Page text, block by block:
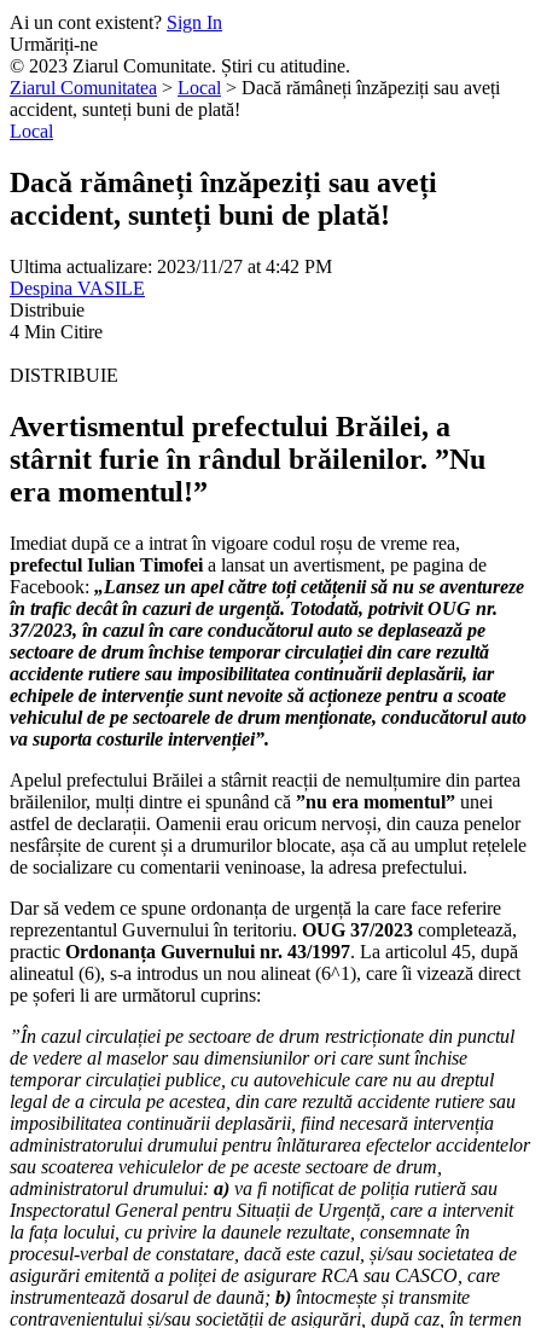
Ai un cont existent? Sign In
Urmăriți-ne
© 2023 Ziarul Comunitate. Știri cu atitudine.
Ziarul Comunitatea > Local > Dacă rămâneți înzăpeziți sau aveți
accident, sunteți buni de plată!
Local
Dacă rămâneți înzăpeziți sau aveți
accident, sunteți buni de plată!
Ultima actualizare: 2023/11/27 at 4:42 PM
Despina VASILE
Distribuie
4 Min Citire
DISTRIBUIE
Avertismentul prefectului Brăilei, a
stârnit furie în rândul brăilenilor. ”Nu
era momentul!”
Imediat după ce a intrat în vigoare codul roșu de vreme rea,
prefectul Iulian Timofei a lansat un avertisment, pe pagina de
Facebook: „Lansez un apel către toți cetățenii să nu se aventureze
în trafic decât în cazuri de urgență. Totodată, potrivit OUG nr.
37/2023, în cazul în care conducătorul auto se deplasează pe
sectoare de drum închise temporar circulației din care rezultă
accidente rutiere sau imposibilitatea continuării deplasării, iar
echipele de intervenție sunt nevoite să acționeze pentru a scoate
vehiculul de pe sectoarele de drum menționate, conducătorul auto
va suporta costurile intervenției”.
Apelul prefectului Brăilei a stârnit reacții de nemulțumire din partea
brăilenilor, mulți dintre ei spunând că ”nu era momentul” unei
astfel de declarații. Oamenii erau oricum nervoși, din cauza penelor
nesfârșite de curent și a drumurilor blocate, așa că au umplut rețelele
de socializare cu comentarii veninoase, la adresa prefectului.
Dar să vedem ce spune ordonanța de urgență la care face referire
reprezentantul Guvernului în teritoriu. OUG 37/2023 completează,
practic Ordonanța Guvernului nr. 43/1997. La articolul 45, după
alineatul (6), s-a introdus un nou alineat (6^1), care îi vizează direct
pe șoferi li are următorul cuprins:
”În cazul circulației pe sectoare de drum restricționate din punctul
de vedere al maselor sau dimensiunilor ori care sunt închise
temporar circulației publice, cu autovehicule care nu au dreptul
legal de a circula pe acestea, din care rezultă accidente rutiere sau
imposibilitatea continuării deplasării, fiind necesară intervenția
administratorului drumului pentru înlăturarea efectelor accidentelor
sau scoaterea vehiculelor de pe aceste sectoare de drum,
administratorul drumului: a) va fi notificat de poliția rutieră sau
Inspectoratul General pentru Situații de Urgență, care a intervenit
la fața locului, cu privire la daunele rezultate, consemnate în
procesul-verbal de constatare, dacă este cazul, și/sau societatea de
asigurări emitentă a poliței de asigurare RCA sau CASCO, care
instrumentează dosarul de daună; b) întocmește și transmite
contravenientului și/sau societății de asigurări, după caz, în termen